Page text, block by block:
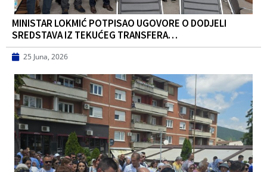
MINISTAR LOKMIĆ POTPISAO UGOVORE O DODJELI
SREDSTAVA IZ TEKUĆEG TRANSFERA…
25 Juna, 2026